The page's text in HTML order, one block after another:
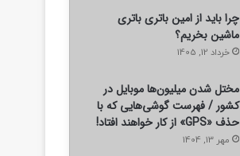
چرا باید از امین باتری باتری
ماشین بخریم؟
خرداد 12, 1405
مختل شدن میلیون‌ها موبایل در
کشور / فهرست گوشی‌هایی که با
حذف «GPS» از کار خواهند افتاد!
مهر 13, 1404